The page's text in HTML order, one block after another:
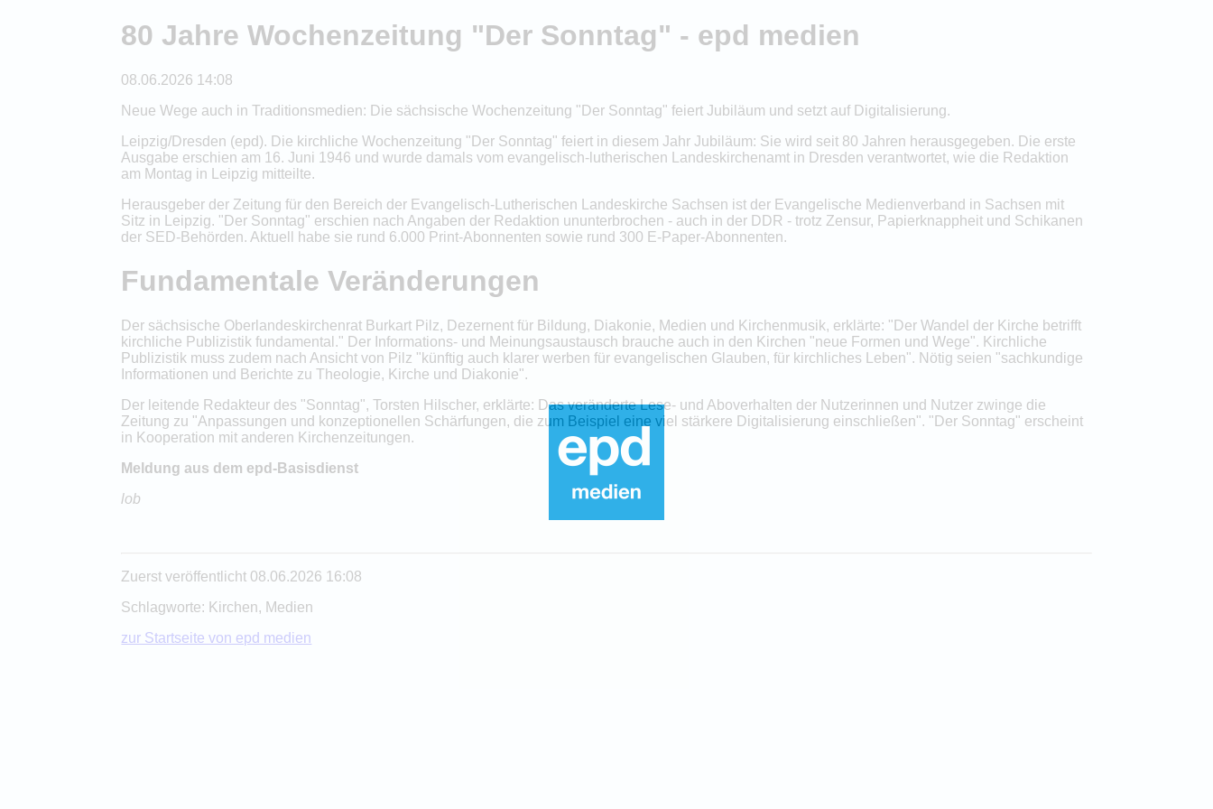
80 Jahre Wochenzeitung "Der Sonntag" - epd medien
08.06.2026 14:08
Neue Wege auch in Traditionsmedien: Die sächsische Wochenzeitung "Der Sonntag" feiert Jubiläum und setzt auf Digitalisierung.
Leipzig/Dresden (epd). Die kirchliche Wochenzeitung "Der Sonntag" feiert in diesem Jahr Jubiläum: Sie wird seit 80 Jahren herausgegeben. Die erste
Ausgabe erschien am 16. Juni 1946 und wurde damals vom evangelisch-lutherischen Landeskirchenamt in Dresden verantwortet, wie die Redaktion
am Montag in Leipzig mitteilte.
Herausgeber der Zeitung für den Bereich der Evangelisch-Lutherischen Landeskirche Sachsen ist der Evangelische Medienverband in Sachsen mit
Sitz in Leipzig. "Der Sonntag" erschien nach Angaben der Redaktion ununterbrochen - auch in der DDR - trotz Zensur, Papierknappheit und Schikanen
der SED-Behörden. Aktuell habe sie rund 6.000 Print-Abonnenten sowie rund 300 E-Paper-Abonnenten.
Fundamentale Veränderungen
Der sächsische Oberlandeskirchenrat Burkart Pilz, Dezernent für Bildung, Diakonie, Medien und Kirchenmusik, erklärte: "Der Wandel der Kirche betrifft
kirchliche Publizistik fundamental." Der Informations- und Meinungsaustausch brauche auch in den Kirchen "neue Formen und Wege". Kirchliche
Publizistik muss zudem nach Ansicht von Pilz "künftig auch klarer werben für evangelischen Glauben, für kirchliches Leben". Nötig seien "sachkundige
Informationen und Berichte zu Theologie, Kirche und Diakonie".
Der leitende Redakteur des "Sonntag", Torsten Hilscher, erklärte: Das veränderte Lese- und Aboverhalten der Nutzerinnen und Nutzer zwinge die
Zeitung zu "Anpassungen und konzeptionellen Schärfungen, die zum Beispiel eine viel stärkere Digitalisierung einschließen". "Der Sonntag" erscheint
in Kooperation mit anderen Kirchenzeitungen.
Meldung aus dem epd-Basisdienst
lob
Zuerst veröffentlicht 08.06.2026 16:08
Schlagworte: Kirchen, Medien
zur Startseite von epd medien